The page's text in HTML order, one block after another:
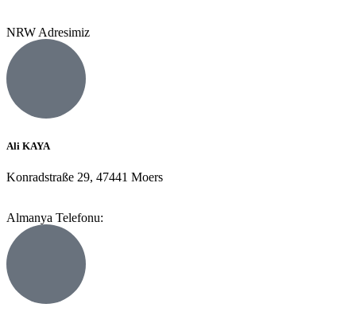
NRW Adresimiz
Ali KAYA
Konradstraße 29, 47441 Moers
Almanya Telefonu: